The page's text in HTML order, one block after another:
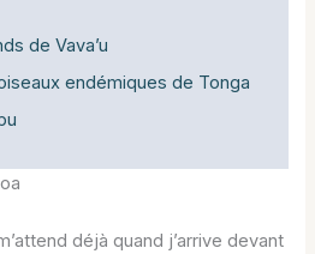
de Vava’u
endémiques de Tonga
déjà quand j’arrive devant